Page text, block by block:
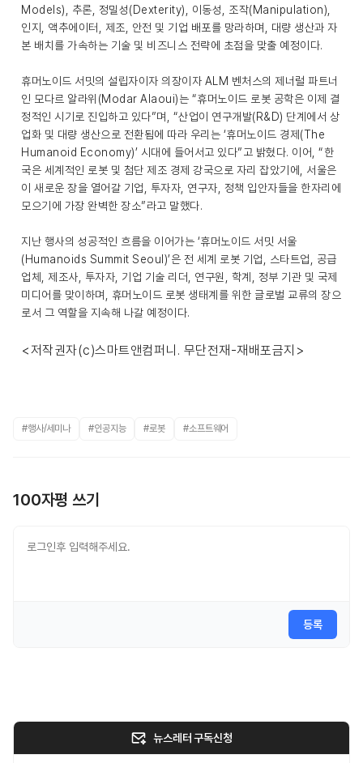
Models), 추론, 정밀성(Dexterity), 이동성, 조작(Manipulation),
인지, 액추에이터, 제조, 안전 및 기업 배포를 망라하며, 대량 생산과 자
본 배치를 가속하는 기술 및 비즈니스 전략에 초점을 맞출 예정이다.
휴머노이드 서밋의 설립자이자 의장이자 ALM 벤처스의 제너럴 파트너
인 모다르 알라위(Modar Alaoui)는 “휴머노이드 로봇 공학은 이제 결
정적인 시기로 진입하고 있다”며, “산업이 연구개발(R&D) 단계에서 상
업화 및 대량 생산으로 전환됨에 따라 우리는 ‘휴머노이드 경제(The
Humanoid Economy)’ 시대에 들어서고 있다”고 밝혔다. 이어, “한
국은 세계적인 로봇 및 첨단 제조 경제 강국으로 자리 잡았기에, 서울은
이 새로운 장을 열어갈 기업, 투자자, 연구자, 정책 입안자들을 한자리에
모으기에 가장 완벽한 장소”라고 말했다.
지난 행사의 성공적인 흐름을 이어가는 ‘휴머노이드 서밋 서울
(Humanoids Summit Seoul)’은 전 세계 로봇 기업, 스타트업, 공급
업체, 제조사, 투자자, 기업 기술 리더, 연구원, 학계, 정부 기관 및 국제
미디어를 맞이하며, 휴머노이드 로봇 생태계를 위한 글로벌 교류의 장으
로서 그 역할을 지속해 나갈 예정이다.
<저작권자(c)스마트앤컴퍼니. 무단전재-재배포금지>
#행사/세미나 #인공지능 #로봇 #소프트웨어
100자평 쓰기
등록
뉴스레터 구독신청